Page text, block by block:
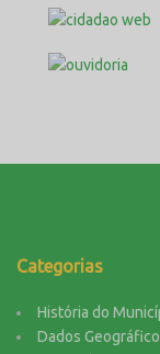
Categorias
História do
Dados